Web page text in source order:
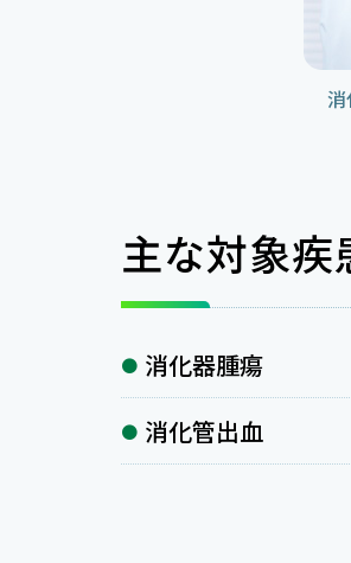
消
主な対象疾
消化器腫瘍
消化管出血